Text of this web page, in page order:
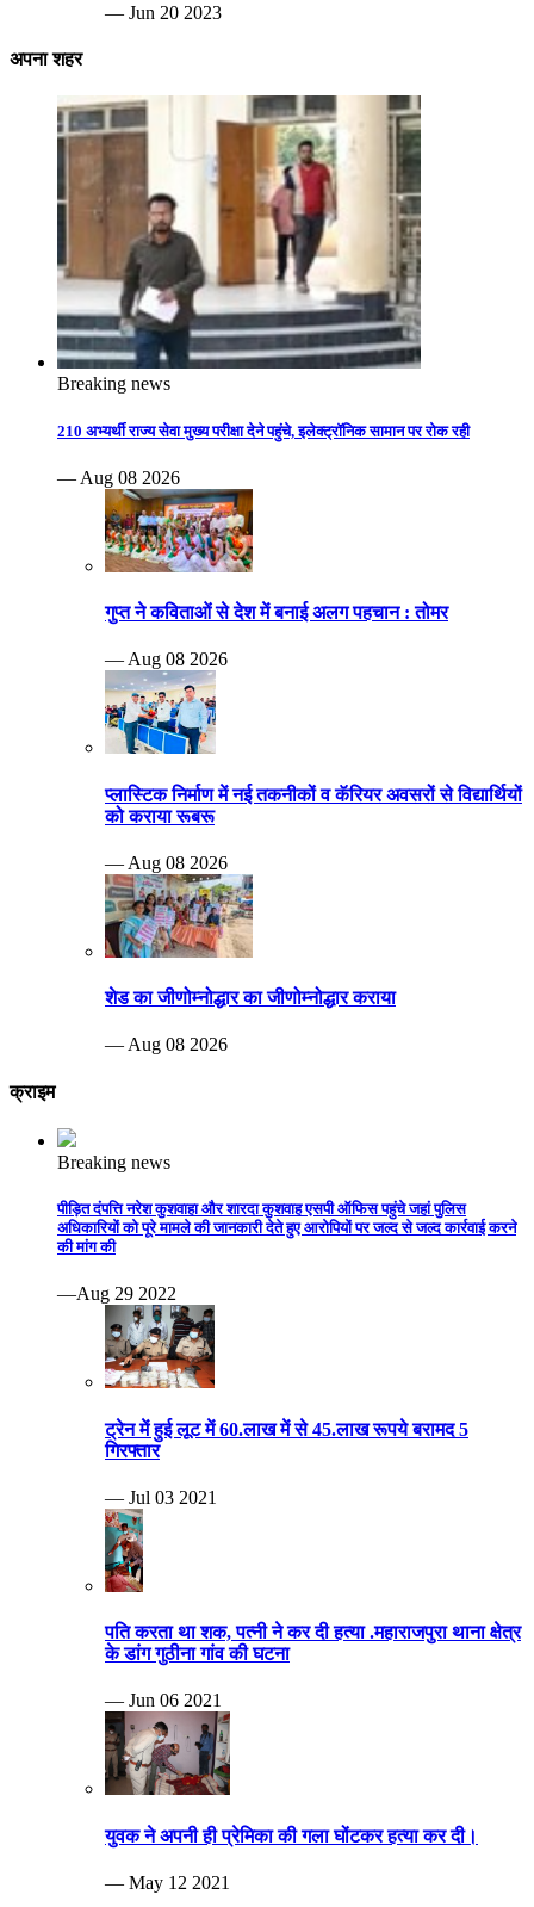
— Jun 20 2023
अपना शहर
Breaking news
210 अभ्यर्थी राज्य सेवा मुख्य परीक्षा देने पहुंचे, इलेक्ट्रॉनिक सामान पर रोक रही
— Aug 08 2026
गुप्त ने कविताओं से देश में बनाई अलग पहचान : तोमर
— Aug 08 2026
प्लास्टिक निर्माण में नई तकनीकों व कॅरियर अवसरों से विद्यार्थियों
को कराया रूबरू
— Aug 08 2026
शेड का जीणोम्नोद्धार का जीणोम्नोद्धार कराया
— Aug 08 2026
क्राइम
Breaking news
पीड़ित दंपत्ति नरेश कुशवाहा और शारदा कुशवाह एसपी ऑफिस पहुंचे जहां पुलिस
अधिकारियों को पूरे मामले की जानकारी देते हुए आरोपियों पर जल्द से जल्द कार्रवाई करने
की मांग की
—Aug 29 2022
ट्रेन में हुई लूट में 60.लाख में से 45.लाख रूपये बरामद 5
गिरफ्तार
— Jul 03 2021
पति करता था शक, पत्नी ने कर दी हत्या .महाराजपुरा थाना क्षेत्र
के डांग गुठीना गांव की घटना
— Jun 06 2021
युवक ने अपनी ही प्रेमिका की गला घोंटकर हत्या कर दी।
— May 12 2021